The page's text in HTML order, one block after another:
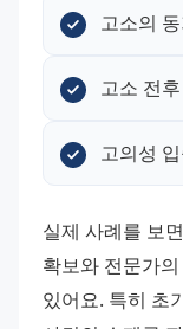
고소의
고소 전
고의성
실제 사례를 보
확보와 전문가
있어요. 특히 초